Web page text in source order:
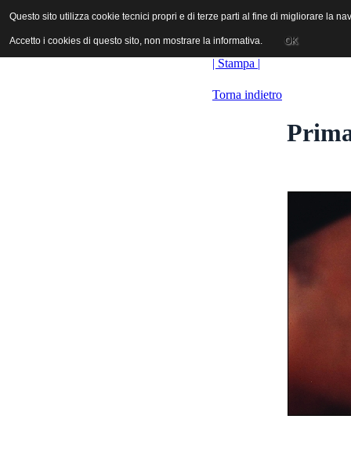
ANICA | Associazione Nazionale Industrie Cinematografiche
| Stampa |
Torna indietro
Questo sito utilizza cookie tecnici propri e di terze parti al fine di migliorare la
Accetto i cookies di questo sito, non mostrare la informativa. OK
Questo sito utilizza cookie tecnici propri e di terze parti al fine di migliorare la
Accetto i cookies di questo sito, non mostrare la informativa. OK